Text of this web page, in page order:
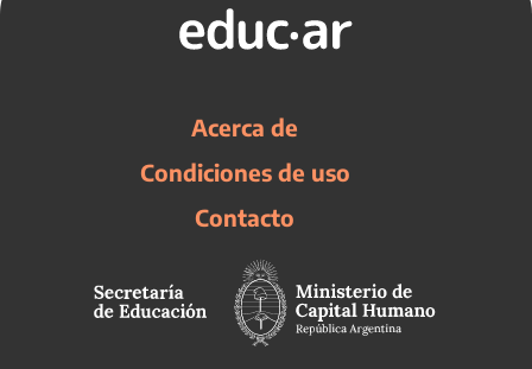
Acerca de
Condiciones de uso
Contacto